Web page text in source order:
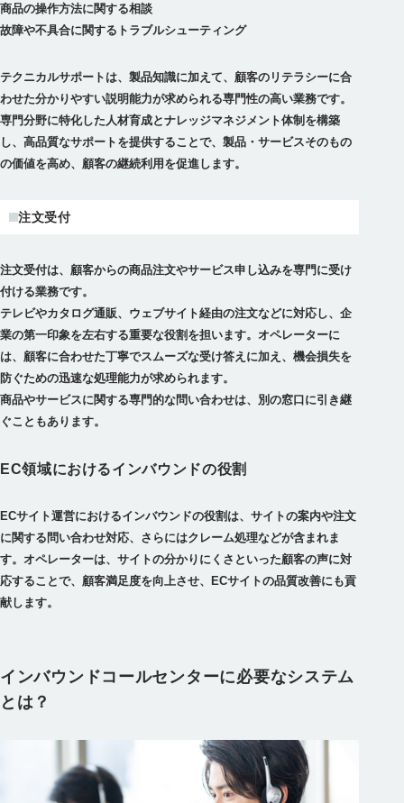
商品の操作方法に関する相談
故障や不具合に関するトラブルシューティング
テクニカルサポートは、製品知識に加えて、顧客のリテラシーに合
わせた分かりやすい説明能力が求められる専門性の高い業務です。
専門分野に特化した人材育成とナレッジマネジメント体制を構築
し、高品質なサポートを提供することで、製品・サービスそのもの
の価値を高め、顧客の継続利用を促進します。
注文受付
注文受付は、顧客からの商品注文やサービス申し込みを専門に受け
付ける業務です。
テレビやカタログ通販、ウェブサイト経由の注文などに対応し、企
業の第一印象を左右する重要な役割を担います。オペレーターに
は、顧客に合わせた丁寧でスムーズな受け答えに加え、機会損失を
防ぐための迅速な処理能力が求められます。
商品やサービスに関する専門的な問い合わせは、別の窓口に引き継
EC領域におけるインバウンドの役割
ECサイト運営におけるインバウンドの役割は、サイトの案内や注文
に関する問い合わせ対応、さらにはクレーム処理などが含まれま
す。オペレーターは、サイトの分かりにくさといった顧客の声に対
応することで、顧客満足度を向上させ、ECサイトの品質改善にも貢
献します。
インバウンドコールセンターに必要なシステム
とは？